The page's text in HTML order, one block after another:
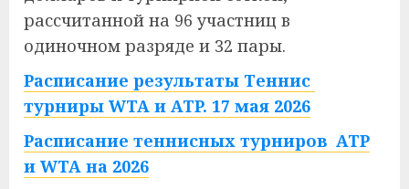
рассчитанной на 96 участниц в
одиночном разряде и 32 пары.
Расписание результаты Теннис
турниры WTA и ATP. 17 мая 2026
Расписание теннисных турниров ATP
и WTA на 2026